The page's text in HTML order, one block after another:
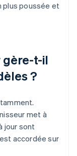
poussée et
gère-t-il
?
met à
jour sont
accordée sur